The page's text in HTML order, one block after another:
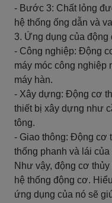
- Bước 3: Chất lỏng
hệ thống ống dẫn và
3. Ứng dụng của động
- Công nghiệp: Động
máy móc công nghiệp
máy hàn.
- Xây dựng: Động cơ
thiết bị xây dựng như
tông.
- Giao thông: Động cơ
thống phanh và lái của
Như vậy, động cơ
hệ thống động cơ.
ứng dụng của nó sẽ